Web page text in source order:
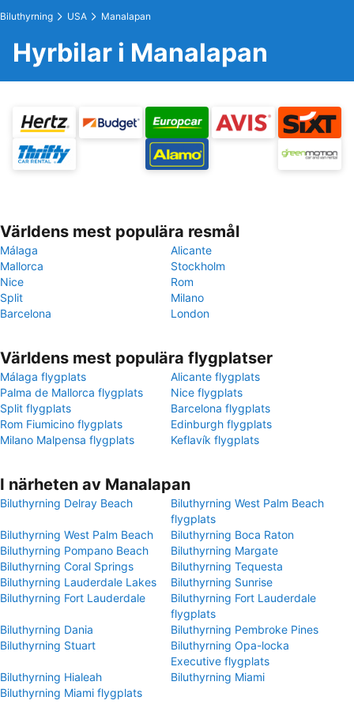
Biluthyrning USA Manalapan
Hyrbilar i Manalapan
Världens mest populära resmål
Málaga
Alicante
Mallorca
Stockholm
Nice
Rom
Split
Milano
Barcelona
London
Världens mest populära flygplatser
Málaga flygplats
Alicante flygplats
Palma de Mallorca flygplats
Nice flygplats
Split flygplats
Barcelona flygplats
Rom Fiumicino flygplats
Edinburgh flygplats
Milano Malpensa flygplats
Keflavík flygplats
I närheten av Manalapan
Biluthyrning Delray Beach
Biluthyrning West Palm Beach
flygplats
Biluthyrning West Palm Beach
Biluthyrning Boca Raton
Biluthyrning Pompano Beach
Biluthyrning Margate
Biluthyrning Coral Springs
Biluthyrning Tequesta
Biluthyrning Lauderdale Lakes
Biluthyrning Sunrise
Biluthyrning Fort Lauderdale
Biluthyrning Fort Lauderdale
flygplats
Biluthyrning Dania
Biluthyrning Pembroke Pines
Biluthyrning Stuart
Biluthyrning Opa-locka
Executive flygplats
Biluthyrning Hialeah
Biluthyrning Miami
Biluthyrning Miami flygplats